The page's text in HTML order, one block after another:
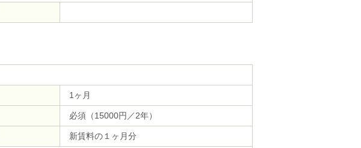
1ヶ月
必須（15000円／2年）
新賃料の１ヶ月分